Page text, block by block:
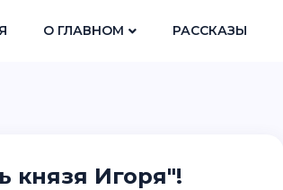
О ГЛАВНОМ РАССКАЗЫ
князя Игоря"!